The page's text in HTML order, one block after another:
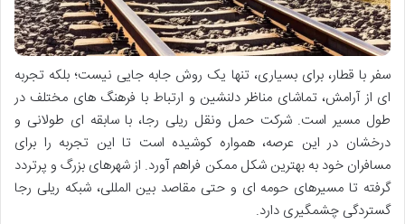
سفر با قطار، برای بسیاری، تنها یک روش جابه جایی نیست؛ بلکه تجربه
ای از آرامش، تماشای مناظر دلنشین و ارتباط با فرهنگ های مختلف در
طول مسیر است. شرکت حمل ونقل ریلی رجا، با سابقه ای طولانی و
درخشان در این عرصه، همواره کوشیده است تا این تجربه را برای
مسافران خود به بهترین شکل ممکن فراهم آورد. از شهرهای بزرگ و پرتردد
گرفته تا مسیرهای حومه ای و حتی مقاصد بین المللی، شبکه ریلی رجا
گستردگی چشمگیری دارد.